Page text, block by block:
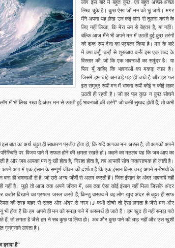
लोग इस बारे में बहुत कुछ, एवं बहुत अच्छा-अच्छा
लिख चुके है। कुछ ऐसा जो मन को छू जाये। मगर
मैंने अपना यह लेख उन कई लोग से तुलना करने के
लिए नहीं लिखा, कि मेरा उन से बेहतर है, या नहीं।
बल्कि आज मैंने भी अपने मन में उठती हुई कुछ तरंगों
को शब्द रूप देना का प्रयत्न किया है। मन के बारे
में क्या कहूँ, कहाँ से शुरुआत करूँ इस एक शब्द के
विस्तार की, जो कि एक भावनाओं का समुंदर है। या
फिर यूँ कहिए कि भावनाओं का मकड़ जाल है।
जिसमें हम चाहे अनचाहे पड़ ही जाते है और हर पल
इस समुद्र रूपी मन में भावना रूपी कोई न कोई लहर
उठती ही रहती है। जो हर पल कुछ न कुछ सोचने
में भी लिख रखा है अंतर मन से उठती हुई भावनाओं की तरंगें" जो कभी सुखद होती हैं, तो कभी
बात का अर्थ बहुत ही साधारण प्रतीत होता हो, कि यदि आपका मन अच्छा है, तो आपको अपने
पर विजय पाने में सफल होने की क्षमता रखते हो। कहने का मतलब यह कि जब आप का
है और जब आपका मन दुःखी होता है, निराश होता है, तब आपकी सोच नकारात्मक हो जाती है।
अपने आप में एक इंसान के सम्पूर्ण जीवन को दर्शाता है कि एक इंसान किस तरह अपने मनोभावों के
बना ही भावनाओं से है, जो उसे अन्य जीवों से अलग करती हैं। जिस इंसान के अंदर भावनायें नहीं
ही नहीं है। मुझे तो आज तक अपने जीवन में, अब तक ऐसा कोई इंसान नहीं मिला जिसके अंदर
कठोर दिखाने का प्रयत्न जरूर करते हैं, किन्तु वास्तव में वह लोग खुद अंदर से बहुत ही साफ
की तरह बाहर से सख़्त और अंदर से नरम।J कभी सोचो तो ऐसा लगता है जैसे मन और
भी होता है कि हम अपने ही मन को समझ पाने में असमर्थ हो जाते हैं। हम खुद ही नहीं समझ पाते
हैं, तो लगता है जैसे हम ने सब कुछ पा लिया हो। अब और कुछ पाने की चाह नहीं और उस ख़ुशी
गुनगुनाने लगता है।
है"